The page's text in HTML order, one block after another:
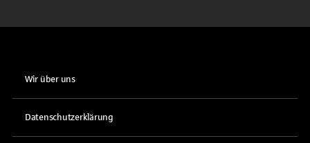
Wir über uns
Datenschutzerklärung